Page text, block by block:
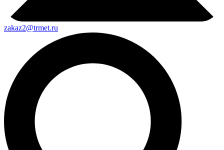
zakaz2@trmet.ru